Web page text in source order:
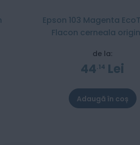
Epson 103 Magenta
Flacon cerneala
de la:
44 14 Lei
Adaugă în coș